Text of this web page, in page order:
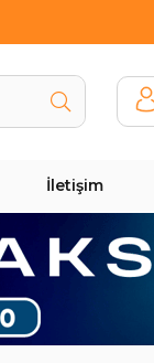
İletişim